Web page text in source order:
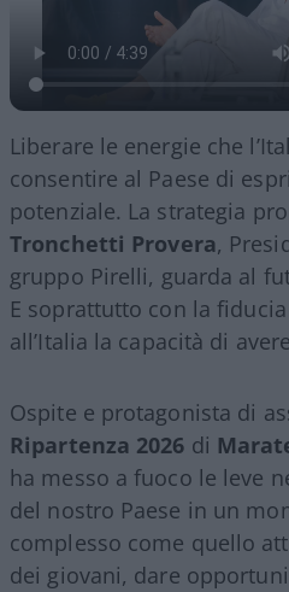
Liberare le energie che
consentire al Paese di
potenziale. La strategia
Tronchetti Provera,
gruppo Pirelli, guarda al
E soprattutto con la
all’Italia la capacità di
Ospite e protagonista di
Ripartenza 2026 di
ha messo a fuoco le leve
del nostro Paese in un
complesso come quello
dei giovani, dare